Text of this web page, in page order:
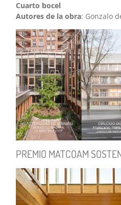
Cuarto bocel
Autores de la obra: Gonzalo
PREMIO MATCOAM